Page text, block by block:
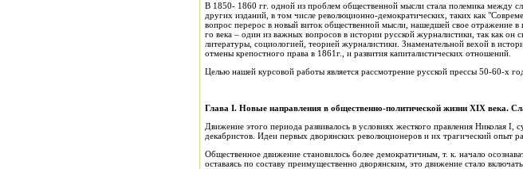
В 1850- 1860 гг. одной из проблем общественной мысли стала полемика между
других изданий, в том числе революционно-демократических, таких как
вопрос перерос в новый виток общественной мысли, нашедшей свое отражение
го века – один из важных вопросов в истории русской журналистики, так как
литературы, социологией, теорией журналистики. Знаменательной вехой в
отмены крепостного права в 1861г., и развития капиталистических отношений.
Целью нашей курсовой работы является рассмотрение русской прессы 50-60-х
Глава I. Новые направления в общественно-политической жизни XIX века.
Движение этого периода развивалось в условиях жесткого правления Николая
декабристов. Идеи первых дворянских революционеров и их трагический опыт
Общественное движение становилось более демократичным, т. к. начало
оставаясь по составу преимущественно дворянским, это движение стало